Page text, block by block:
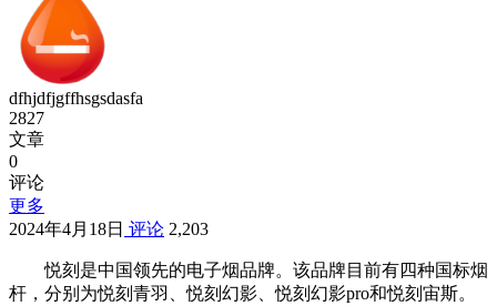
dfhjdfjgffhsgsdasfa
2827
文章
0
评论
更多
2024年4月18日 评论 2,203
悦刻是中国领先的电子烟品牌。该品牌目前有四种国标烟
杆，分别为悦刻青羽、悦刻幻影、悦刻幻影pro和悦刻宙斯。